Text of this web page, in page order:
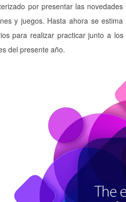
por presentar las
y juegos. Hasta ahora se
para realizar practicar junto a
del presente año.